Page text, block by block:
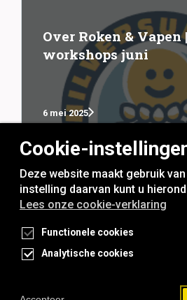
Over Roken & Vapen
workshops juni
6 mei 2025
rookvrije generatie
Toegankelijkheidsverklaring
Cookie-
Deze website maakt gebruik
instelling daarvan kunt u
Lees onze cookie-verklaring
Functionele cookies
Analytische cookies